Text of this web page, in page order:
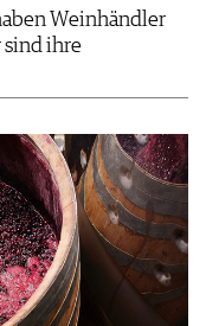
Weinhändler
sind ihre